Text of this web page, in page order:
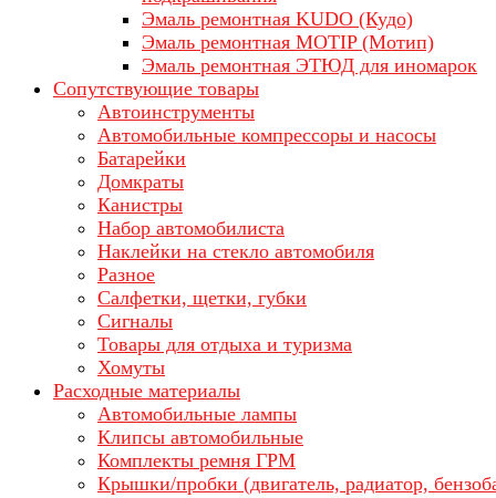
Эмаль ремонтная KUDO (Кудо)
Эмаль ремонтная MOTIP (Мотип)
Эмаль ремонтная ЭТЮД для иномарок
Сопутствующие товары
Автоинструменты
Автомобильные компрессоры и насосы
Батарейки
Домкраты
Канистры
Набор автомобилиста
Наклейки на стекло автомобиля
Разное
Салфетки, щетки, губки
Сигналы
Товары для отдыха и туризма
Хомуты
Расходные материалы
Автомобильные лампы
Клипсы автомобильные
Комплекты ремня ГРМ
Крышки/пробки (двигатель, радиатор,